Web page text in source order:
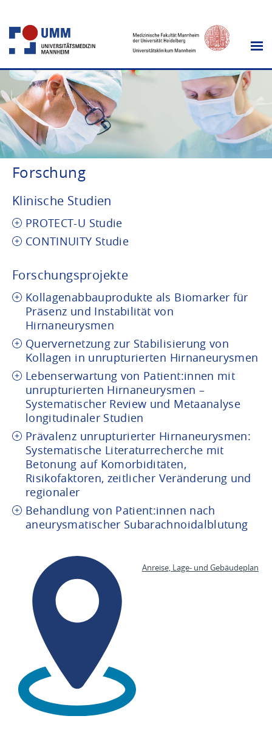
Forschung
Klinische Studien
PROTECT-U Studie
CONTINUITY Studie
Forschungsprojekte
Kollagenabbauprodukte als Biomarker für
Präsenz und Instabilität von
Hirnaneurysmen
Quervernetzung zur Stabilisierung von
Kollagen in unrupturierten Hirnaneurysmen
Lebenserwartung von Patient:innen mit
unrupturierten Hirnaneurysmen –
Systematischer Review und Metaanalyse
longitudinaler Studien
Prävalenz unrupturierter Hirnaneurysmen:
Systematische Literaturrecherche mit
Betonung auf Komorbiditäten,
Risikofaktoren, zeitlicher Veränderung und
regionaler
Behandlung von Patient:innen nach
aneurysmatischer Subarachnoidalblutung
Anreise, Lage- und Gebäudeplan